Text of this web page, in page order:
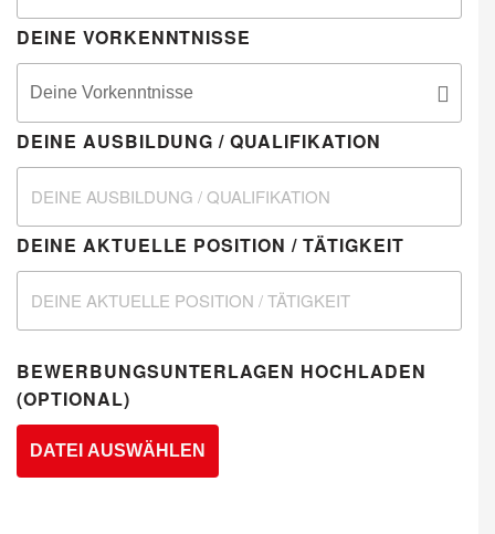
DEINE VORKENNTNISSE
DEINE AUSBILDUNG / QUALIFIKATION
DEINE AKTUELLE POSITION / TÄTIGKEIT
BEWERBUNGSUNTERLAGEN HOCHLADEN
(OPTIONAL)
DATEI AUSWÄHLEN